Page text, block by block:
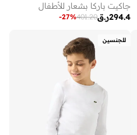
جاكيت باركا بشعار للأطفال
ر.ق294.4
401.20
-27%
للجنسين